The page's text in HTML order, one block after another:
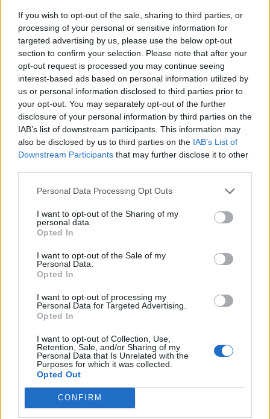
If you wish to opt-out of the sale, sharing to third parties, or
processing of your personal or sensitive information for
targeted advertising by us, please use the below opt-out
section to confirm your selection. Please note that after your
opt-out request is processed you may continue seeing
interest-based ads based on personal information utilized by
us or personal information disclosed to third parties prior to
your opt-out. You may separately opt-out of the further
disclosure of your personal information by third parties on the
IAB’s list of downstream participants. This information may
also be disclosed by us to third parties on the IAB’s List of
Downstream Participants that may further disclose it to other
Personal Data Processing Opt Outs
I want to opt-out of the Sharing of my
personal data.
Opted In
I want to opt-out of the Sale of my
Personal Data.
Opted In
I want to opt-out of processing my
Personal Data for Targeted Advertising.
Opted In
I want to opt-out of Collection, Use,
Retention, Sale, and/or Sharing of my
Personal Data that Is Unrelated with the
Purposes for which it was collected.
Opted Out
CONFIRM
Древен храм на почти 900 години
откриха под кафене за сладолед в
Полша
07.08.2026 / 16:00
Изкуствен интелект за първи път
07.08.2026 / 15:30